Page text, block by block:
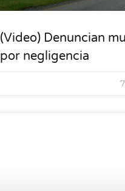
(Video) Denuncian
por negligencia